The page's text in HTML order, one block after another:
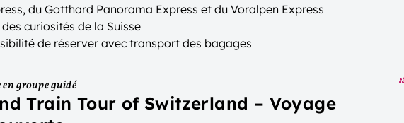
du Gotthard Panorama Express et du Voralpen Express
des curiosités de la Suisse
de réserver avec transport des bagages
en groupe guidé
Train Tour of Switzerland – Voyage